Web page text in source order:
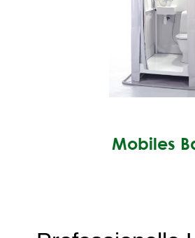
Mobiles